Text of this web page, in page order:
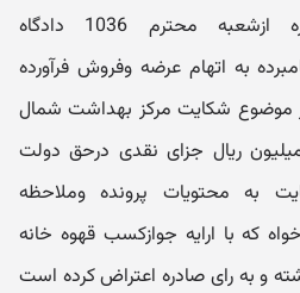
مورخ940594-94/6/28صادره ازشعبه محترم 1036 دادگاه
نامبرده به اتهام عرضه وفروش فرآورده
موضوع شکایت مرکز بهداشت شمال
ریال جزای نقدی درحق دولت
به محتویات پرونده وملاحظه
که با ارایه جوازکسب قهوه خانه
و به رای صادره اعتراض کرده است